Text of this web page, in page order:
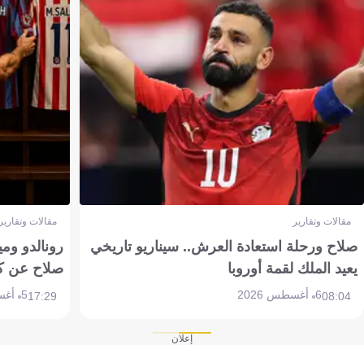
مقالات وتقارير
صلاح ورحلة استعادة العرش.. سيناريو تاريخي
يعيد الملك لقمة أوروبا
08:046 أغسطس 2026
مقالات
رونالدو
صلاح عن
17:295 أغسطس 2026
إعلان